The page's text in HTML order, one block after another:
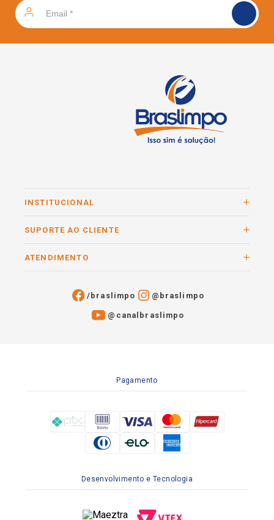
INSTITUCIONAL
SUPORTE AO CLIENTE
ATENDIMENTO
/braslimpo @braslimpo
@canalbraslimpo​
Pagamento
Desenvolvimento e Tecnologia